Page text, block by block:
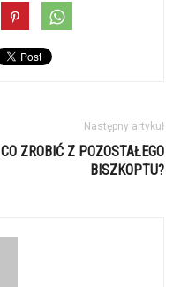
Następny artykuł
CO ZROBIĆ Z POZOSTAŁEGO
BISZKOPTU?